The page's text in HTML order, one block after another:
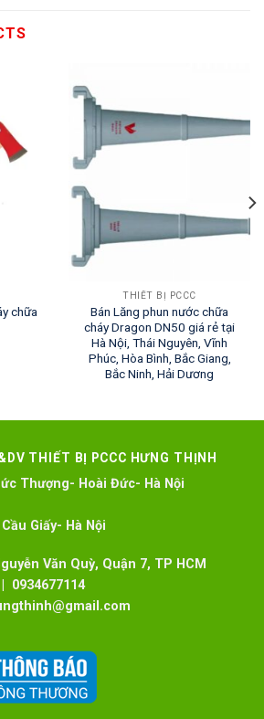
chữa
THIẾT BỊ PCCC
Bán Lăng phun nước chữa
cháy Dragon DN50 giá rẻ tại
Hà Nội, Thái Nguyên, Vĩnh
Phúc, Hòa Bình, Bắc Giang,
Bắc Ninh, Hải Dương
THIẾT BỊ PCCC HƯNG THỊNH
Thượng- Hoài Đức- Hà Nội
Giấy- Hà Nội
Văn Quỳ, Quận 7, TP HCM
0934677114